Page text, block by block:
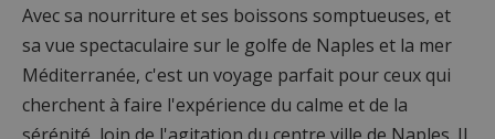
Avec sa nourriture et ses boissons somptueuses, et
sa vue spectaculaire sur le golfe de Naples et la mer
Méditerranée, c'est un voyage parfait pour ceux qui
cherchent à faire l'expérience du calme et de la